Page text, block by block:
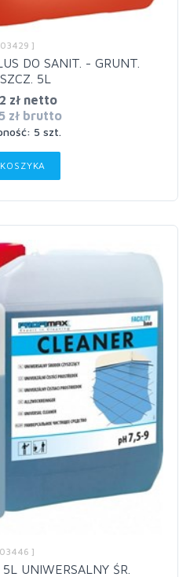
]
DO SANIT. - GRUNT.
5L
zł netto
zł brutto
5 szt.
]
UNIWERSALNY ŚR.